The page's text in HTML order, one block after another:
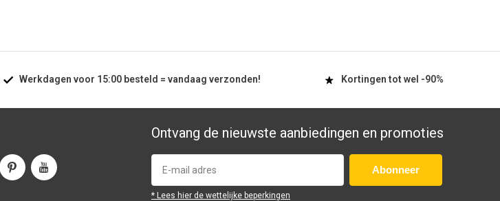
Werkdagen voor 15:00besteld = vandaag verzonden! Kortingen tot wel -90%
Ontvang de nieuwste aanbiedingen en promoties
Abonneer
* Lees hier de wettelijke beperkingen